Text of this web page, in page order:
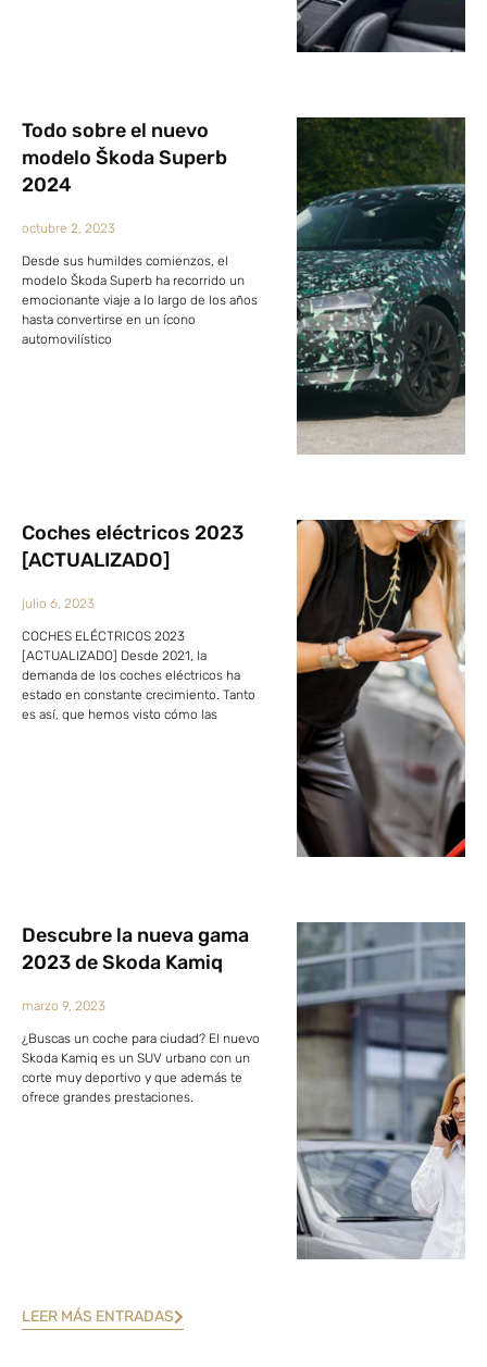
Todo sobre el nuevo
modelo Škoda Superb
2024
octubre 2, 2023
Desde sus humildes comienzos, el
modelo Škoda Superb ha recorrido un
emocionante viaje a lo largo de los años
hasta convertirse en un ícono
automovilístico
Coches eléctricos 2023
[ACTUALIZADO]
julio 6, 2023
COCHES ELÉCTRICOS 2023
[ACTUALIZADO] Desde 2021, la
demanda de los coches eléctricos ha
estado en constante crecimiento. Tanto
es así, que hemos visto cómo las
Descubre la nueva gama
2023 de Skoda Kamiq
marzo 9, 2023
¿Buscas un coche para ciudad? El nuevo
Skoda Kamiq es un SUV urbano con un
corte muy deportivo y que además te
ofrece grandes prestaciones.
LEER MÁS ENTRADAS